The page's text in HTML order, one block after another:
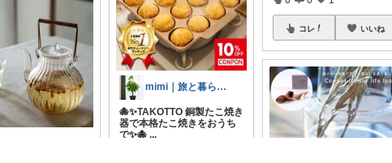
mimi｜旅と暮らし ✈️🌿
🐙✨TAKOTTO 銅製たこ焼き
器で本格たこ焼きをおうち
で✨🐙 ...
コレ いいね